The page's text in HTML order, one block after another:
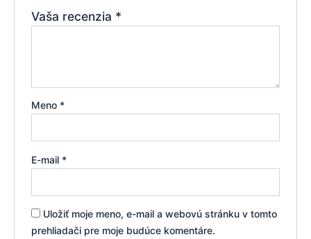
Vaša recenzia *
Meno *
E-mail *
Uložiť moje meno, e-mail a webovú stránku v tomto
prehliadači pre moje budúce komentáre.